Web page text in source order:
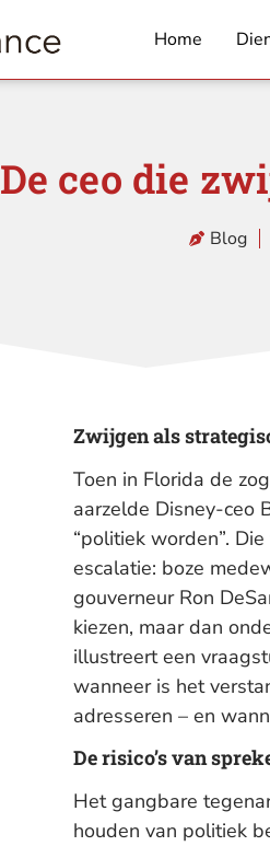
Home
De ceo die
Blog
Zwijgen als
Toen in Florida de
aarzelde Disney-ceo
“politiek worden”.
escalatie: boze
gouverneur Ron
kiezen, maar dan
illustreert een
wanneer is het
adresseren – en
De risico’s van
Het gangbare
houden van politiek